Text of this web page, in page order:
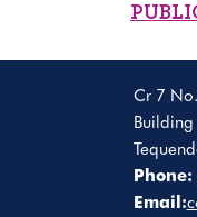
Cr 7
Building
Phone:
Email: